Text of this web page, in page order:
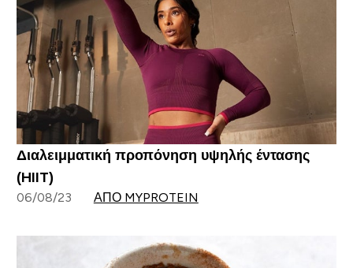
Διαλειμματική προπόνηση υψηλής έντασης
(HIIT)
06/08/23 ΑΠΌ MYPROTEIN